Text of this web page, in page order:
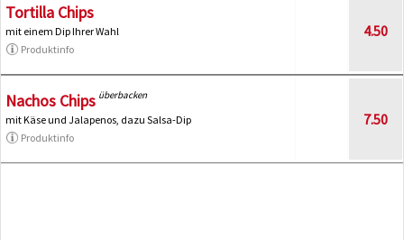
Tortilla Chips
mit einem Dip Ihrer Wahl
Produktinfo
4.50
Nachos Chips überbacken
mit Käse und Jalapenos, dazu Salsa-Dip
Produktinfo
7.50